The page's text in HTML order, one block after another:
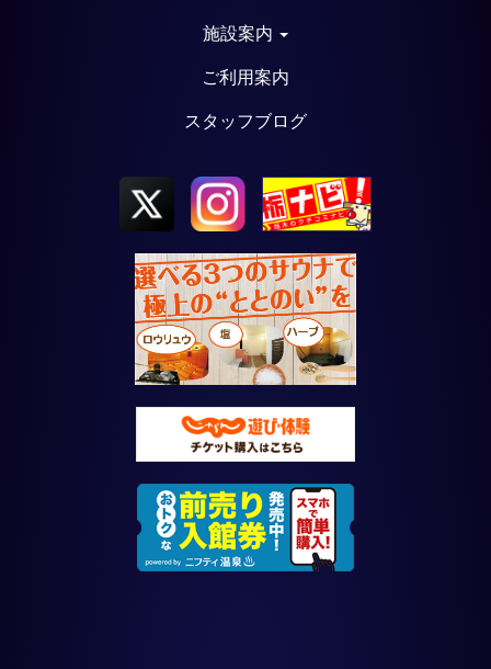
施設案内
ご利用案内
スタッフブログ